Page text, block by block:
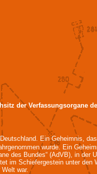
der Verfassungsorgane
Ein Geheimnis,
wurde. Ein
des Bundes“ (AdVB), in der
im Schiefergestein unter
war.